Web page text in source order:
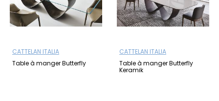
CATTELAN ITALIA
Table à manger Butterfly
CATTELAN ITALIA
Table à manger Butterfly
Keramik